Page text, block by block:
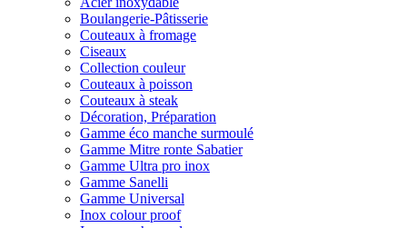
Boulangerie-Pâtisserie
Couteaux à fromage
Ciseaux
Collection couleur
Couteaux à poisson
Couteaux à steak
Décoration, Préparation
Gamme éco manche surmoulé
Gamme Mitre ronte Sabatier
Gamme Ultra pro inox
Gamme Sanelli
Gamme Universal
Inox colour proof